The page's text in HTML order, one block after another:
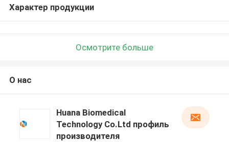
Характер продукции
Осмотрите больше
О нас
Huana Biomedical
Technology Co.Ltd профиль
производителя